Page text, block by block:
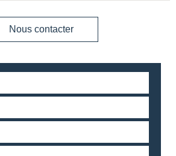
Nous contacter